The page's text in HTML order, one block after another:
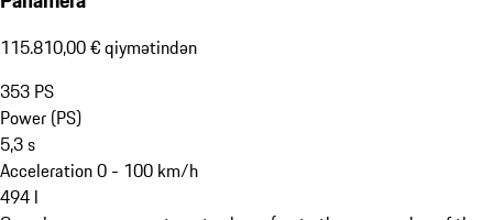
115.810,00 € qiymətindən
353 PS
Power (PS)
5,3s
Acceleration 0 - 100 km/h
494 l